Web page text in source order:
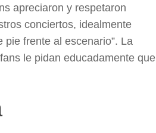
apreciaron y respetaron
conciertos, idealmente
frente al escenario”. La
le pidan educadamente que